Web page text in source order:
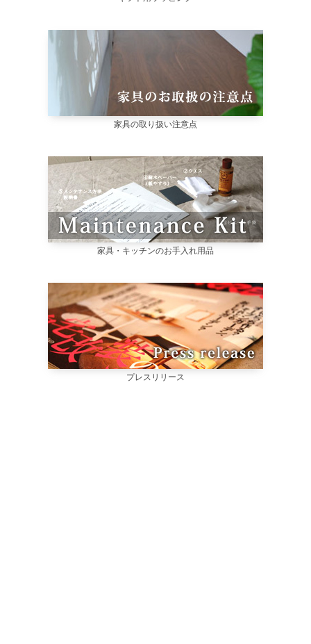
家具の取り扱い注意点
家具・キッチンのお手入れ用品
プレスリリース